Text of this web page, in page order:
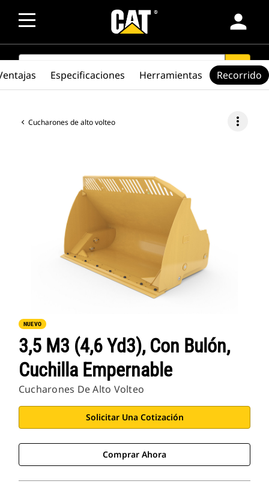
person
SEARCH search
Cucharones de alto volteo more_vert
NUEVO
3,5 M3 (4,6 Yd3), Con Bulón,
Cuchilla Empernable
Cucharones De Alto Volteo
Solicitar Una Cotización
Comprar Ahora
Especificaciones Herramientas Recorrido